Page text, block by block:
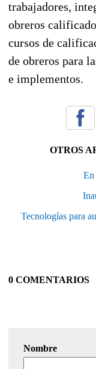
trabajadores,
obreros
cursos de
de obreros para
e implementos.
OTROS
En
Tecnologías para
0 COMENTARIOS
Nombre